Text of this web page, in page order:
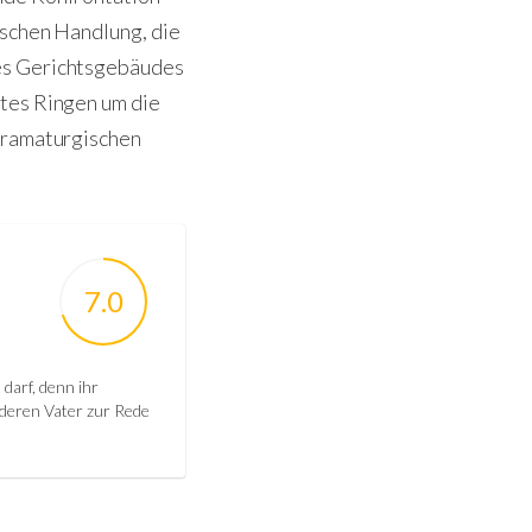
Handlung, die
Gerichtsgebäudes
Ringen um die
7.0
darf, denn ihr
Vater zur Rede